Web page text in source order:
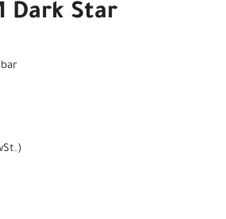
Dark Star